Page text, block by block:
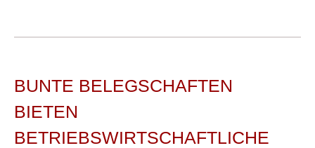
BUNTE BELEGSCHAFTEN
BIETEN
BETRIEBSWIRTSCHAFTLICHE